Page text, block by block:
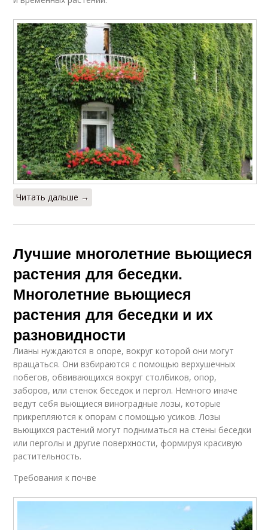
Читать дальше →
Лучшие многолетние вьющиеся
растения для беседки.
Многолетние вьющиеся
растения для беседки и их
разновидности
Лианы нуждаются в опоре, вокруг которой они могут
вращаться. Они взбираются с помощью верхушечных
побегов, обвивающихся вокруг столбиков, опор,
заборов, или стенок беседок и пергол. Немного иначе
ведут себя вьющиеся виноградные лозы, которые
прикрепляются к опорам с помощью усиков. Лозы
вьющихся растений могут подниматься на стены беседки
или перголы и другие поверхности, формируя красивую
растительность.
Требования к почве